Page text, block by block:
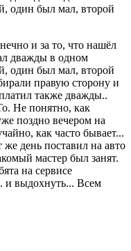
один был мал, второй
и за то, что нашёл
дважды в одном
один был мал, второй
правую сторону и
также дважды..
Не понятно, как
поздно вечером на
как часто бывает...
день поставил на авто
мастер был занят.
на сервисе
и выдохнуть... Всем